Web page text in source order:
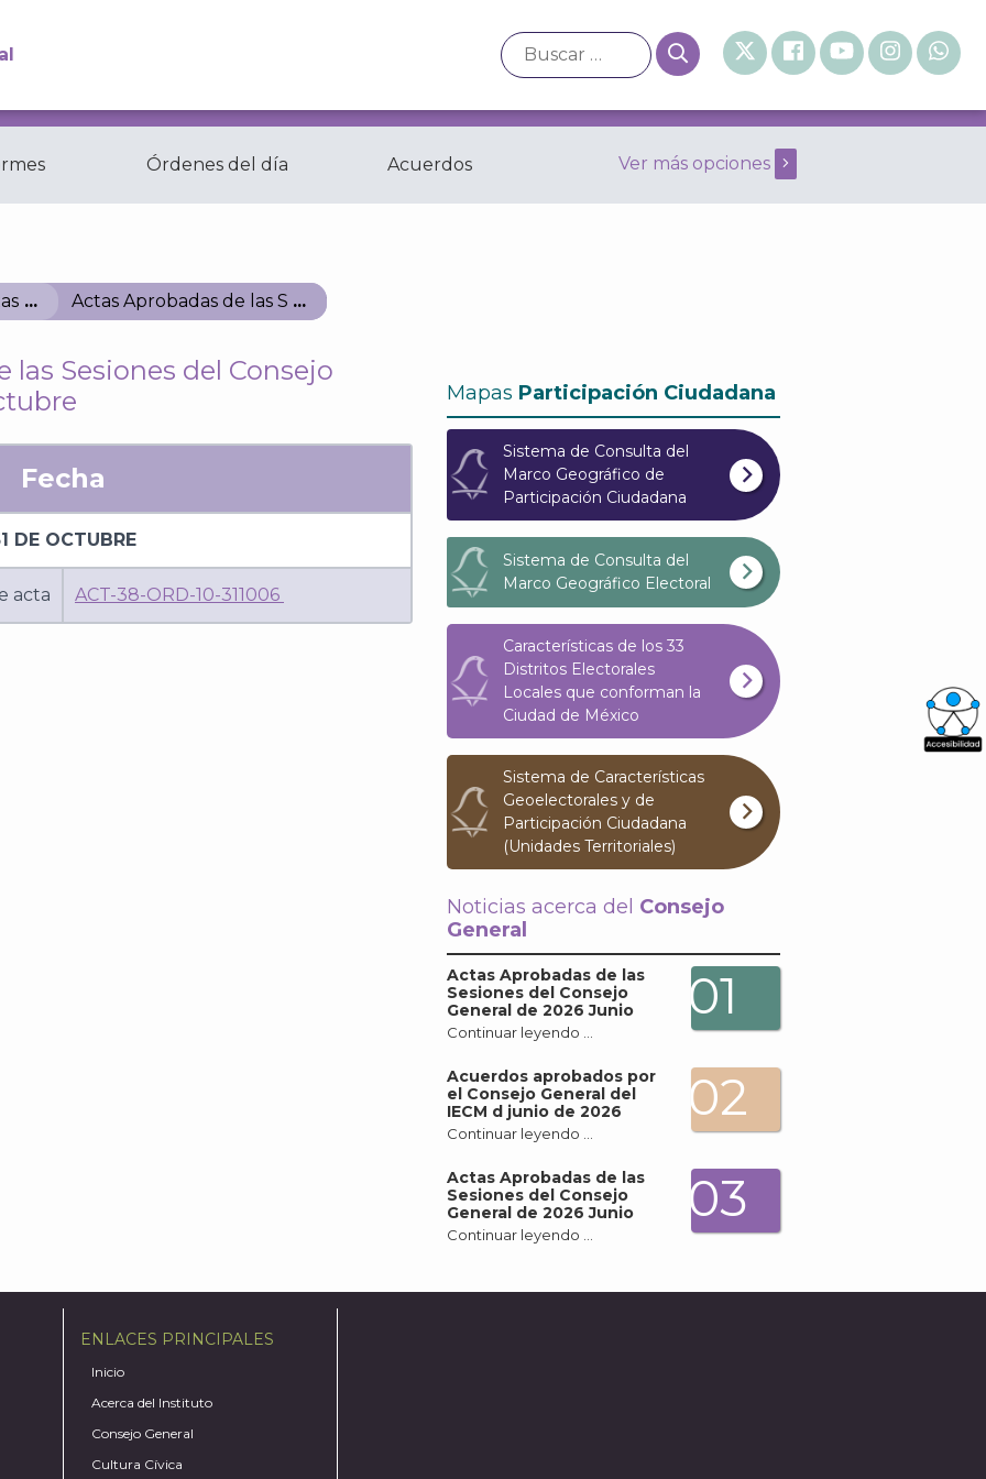
Órdenes del día Acuerdos Ver más opciones
Actas Aprobadas de las Sesiones del Consejo General de 2006 Octubre
las Sesiones del Consejo
Fecha
DE OCTUBRE
acta ACT-38-ORD-10-311006
Mapas Participación Ciudadana
Sistema de Consulta del
Marco Geográfico de
Participación Ciudadana
Sistema de Consulta del
Marco Geográfico Electoral
Características de los 33
Distritos Electorales
Locales que conforman la
Ciudad de México
Sistema de Características
Geoelectorales y de
Participación Ciudadana
(Unidades Territoriales)
Noticias acerca del Consejo
General
Actas Aprobadas de las
Sesiones del Consejo
General de 2026 Junio
Continuar leyendo …
01
Acuerdos aprobados por
el Consejo General del
IECM d junio de 2026
Continuar leyendo …
02
Actas Aprobadas de las
Sesiones del Consejo
General de 2026 Junio
Continuar leyendo …
03
ENLACES PRINCIPALES
Inicio
Acerca del Instituto
Consejo General
Cultura Cívica